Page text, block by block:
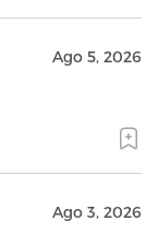
Ago 5, 2026
Ago 3, 2026